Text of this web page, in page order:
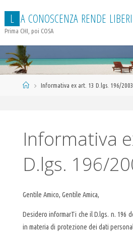
contenuto
L A CONOSCENZA RENDE LIBERI
Prima CHI, poi COSA
HomeInformativa ex art. 13 D.lgs. 196/2003
Informativa
D.lgs. 196/
Gentile Amico, Gentile Amica,
Desidero informarTi che il D.lgs. n. 196
in materia di protezione dei dati